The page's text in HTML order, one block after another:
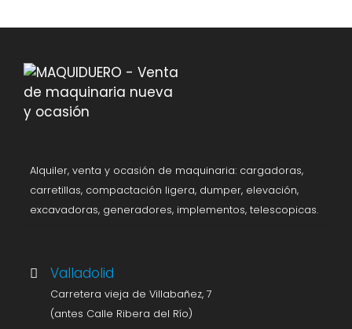
Alquiler, venta y ocasión de maquinaria: cargadoras,
carretillas, compactación ligera, dumper, elevación,
excavadoras, generadores, implementos, telescopicas.
Valladolid
Carretera vieja de Villabañez, 7
(antes Calle Ribera del Río)